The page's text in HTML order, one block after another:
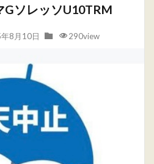
ソレッソU10TRM
8月10日 290view